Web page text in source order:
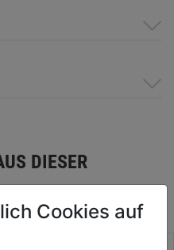
DIESER
Cookies auf